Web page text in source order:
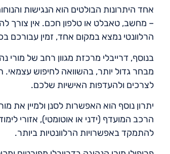
אחד היתרונות הבולטים הוא הנגישות
– מחשב, טאבלט או טלפון חכם. אין צורך
הרלוונטי נמצא במקום אחד, זמין עבורכם
בנוסף, דרייבלי מרכזת מגוון רחב של מורי
מבחר גדול יותר, בהשוואה לחיפוש עצמאי.
לצרכים ולהעדפות האישיות שלכם.
יתרון נוסף הוא האפשרות לסנן ולמיין את
הרכב המועדף (ידני או אוטומטי), אזורי
להתמקד באפשרויות הרלוונטיות ביותר.